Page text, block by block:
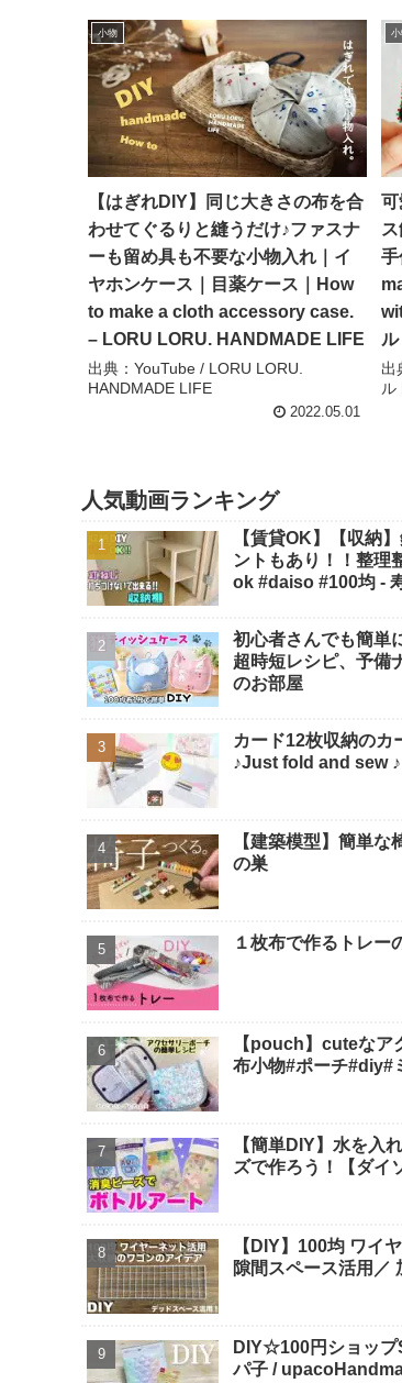
小物
【はぎれDIY】同じ大きさの布を合
わせてぐるりと縫うだけ♪ファスナ
ーも留め具も不要な小物入れ｜イ
ヤホンケース｜目薬ケース｜How
to make a cloth accessory case.
– LORU LORU. HANDMADE LIFE
出典：YouTube / LORU LORU.
HANDMADE LIFE
2022.05.01
可
手
出
ル
人気動画ランキング
【賃貸OK】【収納
ントもあり！！整理
ok #daiso #100均 -
初心者さんでも簡単
超時短レシピ、予備
のお部屋
カード12枚収納のカ
♪Just fold and sew
【建築模型】簡単
の巣
１枚布で作るトレー
【pouch】cuteな
布小物#ポーチ
【簡単DIY】水を入
ズで作ろう！【ダイ
【DIY】100均 ワイ
隙間スペース活用／
DIY☆100円ショップ
パ子 /